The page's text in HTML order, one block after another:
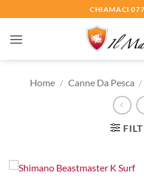
ai
contenuti
CHIAMACI
Home / Canne Da Pesca /